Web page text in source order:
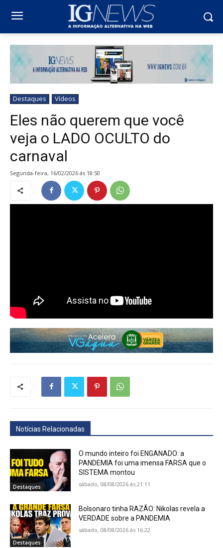
Destaques Vídeos
Eles não querem que você
veja o LADO OCULTO do
carnaval
segunda-feira, 16/02/2026 ás 18:50
Notícias Relacionadas
Destaques
O mundo inteiro foi ENGANADO: a
PANDEMIA foi uma imensa FARSA que o
SISTEMA montou
sábado, 08/08/2026 ás 21:11
Destaques
Bolsonaro tinha RAZÃO: Nikolas revela a
VERDADE sobre a PANDEMIA
sábado, 08/08/2026 ás 16:22